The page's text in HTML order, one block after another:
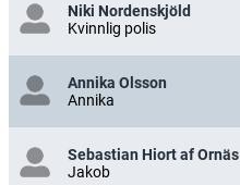
Niki Nordenskjöld
Kvinnlig polis
Annika Olsson
Annika
Sebastian Hiort af Ornäs
Jakob